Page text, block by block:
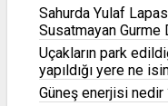
Sahurda Yulaf
Susatmayan Gurme
Uçakların park
yapıldığı yere ne
Güneş enerjisi nedir